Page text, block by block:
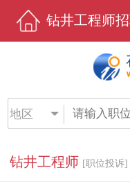
地区
钻井工程师 [职位投诉]